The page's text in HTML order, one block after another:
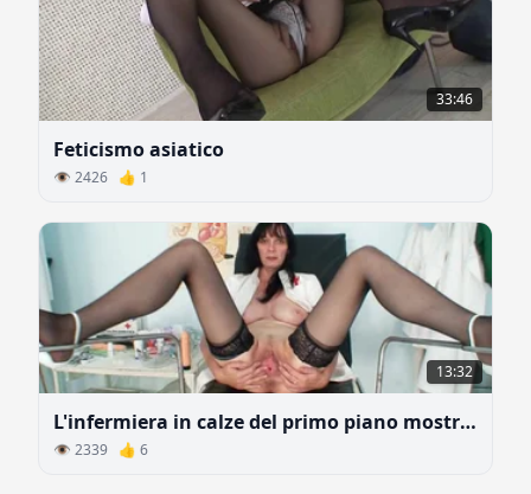
33:46
Feticismo asiatico
👁 2426 👍 1
13:32
L'infermiera in calze del primo piano mostra il buco vaginale
👁 2339 👍 6